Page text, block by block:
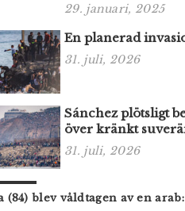
29. januari, 2025
En planerad
31. juli, 2026
Sánchez plötsligt
över kränkt
31. juli, 2026
(84) blev våldtagen av en arab: